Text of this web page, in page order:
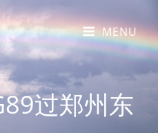
MENU
过郑州东